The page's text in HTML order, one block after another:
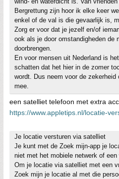
Bergrettung zijn hoor ik elke keer
enkel of de val is die gevaarlijk is,
Zorg er voor dat je jezelf en/of
ook als je door omstandigheden de
doorbrengen.
En voor mensen uit Nederland is
schatten dat het hier in de zomer
wordt. Dus neem voor de
mee.
een satelliet telefoon met extra
https://www.appletips.nl/locatie-
Je locatie versturen via satelliet
Je kunt met de Zoek mijn-app je
niet met het mobiele netwerk of
Om je locatie via satelliet met een
Zoek mijn je locatie al met die